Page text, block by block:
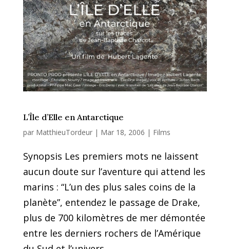
L’Île d’Elle en Antarctique
par MatthieuTordeur| Mar 18, 2006 | Films
Synopsis Les premiers mots ne laissent
aucun doute sur l’aventure qui attend les
marins : “L’un des plus sales coins de la
planète”, entendez le passage de Drake,
plus de 700 kilomètres de mer démontée
entre les derniers rochers de l’Amérique